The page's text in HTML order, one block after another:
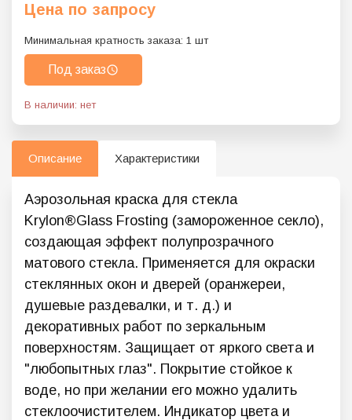
Цена по запросу
Минимальная кратность заказа: 1 шт
Под заказ
В наличии: нет
Описание Характеристики
Аэрозольная краска для стекла
Krylon®Glass Frosting (замороженное секло),
создающая эффект полупрозрачного
матового стекла. Применяется для окраски
стеклянных окон и дверей (оранжереи,
душевые раздевалки, и т. д.) и
декоративных работ по зеркальным
поверхностям. Защищает от яркого света и
"любопытных глаз". Покрытие стойкое к
воде, но при желании его можно удалить
стеклоочистителем. Индикатор цвета и